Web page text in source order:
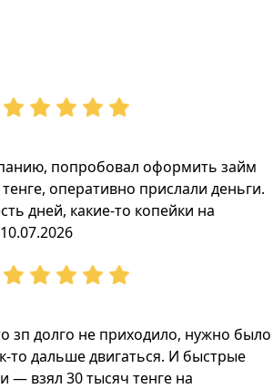
попробовал оформить займ
оперативно прислали деньги.
дней, какие-то копейки на
10.07.2026
зп долго не приходило, нужно было
то дальше двигаться. И быстрые
— взял 30 тысяч тенге на